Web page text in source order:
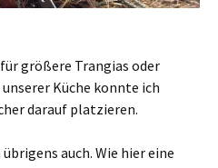
größere Trangias oder
Küche konnte ich
darauf platzieren.
auch. Wie hier eine